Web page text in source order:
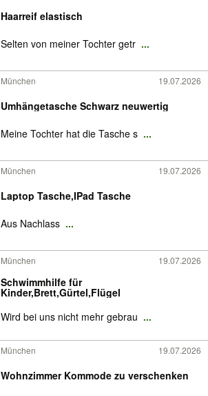
Haarreif elastisch
Selten von meiner Tochter getr ...
München 19.07.2026
Umhängetasche Schwarz neuwertig
Meine Tochter hat die Tasche s ...
München 19.07.2026
Laptop Tasche,IPad Tasche
Aus Nachlass ...
München 19.07.2026
Schwimmhilfe für
Kinder,Brett,Gürtel,Flügel
Wird bei uns nicht mehr gebrau ...
München 19.07.2026
Wohnzimmer Kommode zu verschenken